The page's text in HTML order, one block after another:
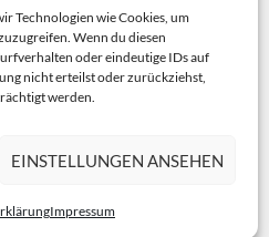
Technologien wie Cookies, um
Wenn du diesen
oder eindeutige IDs auf
nicht erteilst oder zurückziehst,
werden.
EINSTELLUNGEN ANSEHEN
Impressum